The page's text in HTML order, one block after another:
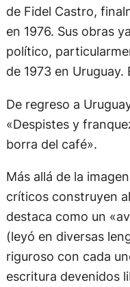
de Fidel Castro,
en 1976. Sus obras
político,
de 1973 en Uruguay.
De regreso a
«Despistes y
borra del café».
Más allá de la
críticos construyen
destaca como un
(leyó en diversas
riguroso con cada
escritura devenidos